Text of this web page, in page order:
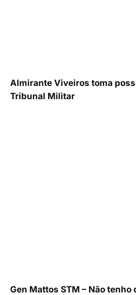
Almirante Viveiros toma
Tribunal Militar
Gen Mattos STM – Não tenho